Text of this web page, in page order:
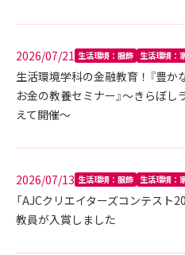
2026/07/21 生活環境：服飾 生活環境：
生活環境学科の金融教育！『豊
お金の教養セミナー』～きらぼ
えて開催～
2026/07/13 生活環境：服飾 生活環境：
「AJCクリエイターズコンテスト
教員が入賞しました